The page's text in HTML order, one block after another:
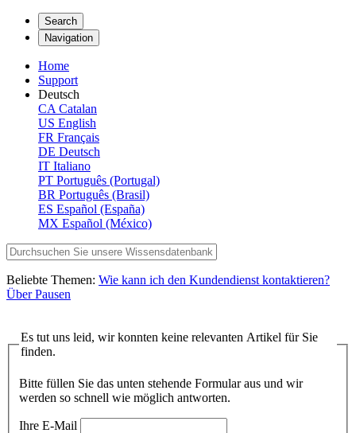
Search
Navigation
Home
Support
Deutsch
CA Catalan
US English
FR Français
DE Deutsch
IT Italiano
PT Português (Portugal)
BR Português (Brasil)
ES Español (España)
MX Español (México)
Beliebte Themen: Wie kann ich den Kundendienst kontaktieren?
Über Pausen
Es tut uns leid, wir konnten keine relevanten Artikel für Sie
finden.
Bitte füllen Sie das unten stehende Formular aus und wir
werden so schnell wie möglich antworten.
Ihre E-Mail